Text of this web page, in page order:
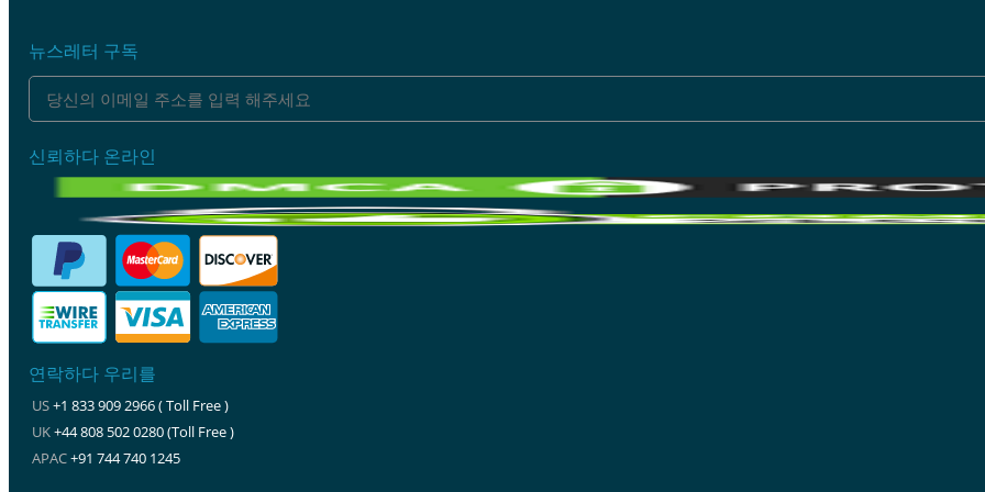
뉴스레터 구독
신뢰하다 온라인
연락하다 우리를
US+1 833 909 2966 ( Toll Free )
UK+44 808 502 0280 (Toll Free )
APAC+91 744 740 1245